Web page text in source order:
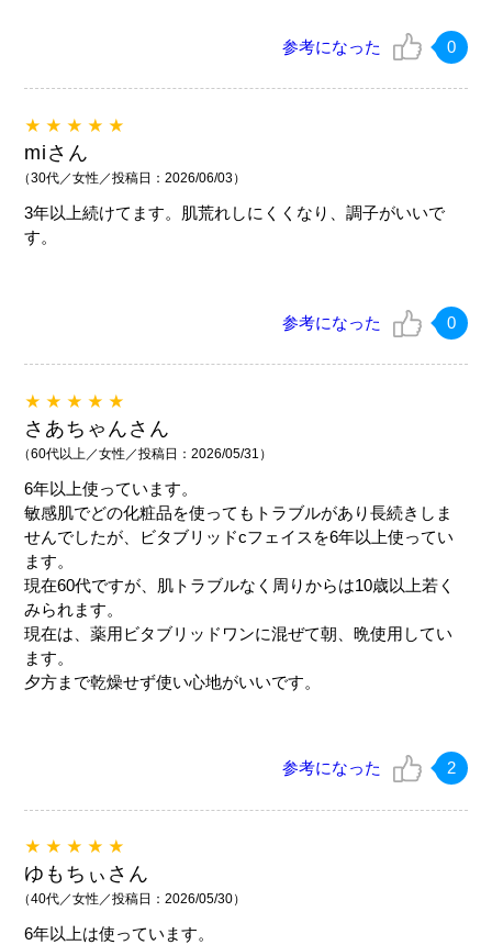
参考になった 0
★★★★★
miさん
（30代／女性／投稿日：2026/06/03）
3年以上続けてます。肌荒れしにくくなり、調子がいいで
す。
参考になった 0
★★★★★
さあちゃんさん
（60代以上／女性／投稿日：2026/05/31）
6年以上使っています。
敏感肌でどの化粧品を使ってもトラブルがあり長続きしま
せんでしたが、ビタブリッドcフェイスを6年以上使ってい
ます。
現在60代ですが、肌トラブルなく周りからは10歳以上若く
みられます。
現在は、薬用ビタブリッドワンに混ぜて朝、晩使用してい
ます。
夕方まで乾燥せず使い心地がいいです。
参考になった 2
★★★★★
ゆもちぃさん
（40代／女性／投稿日：2026/05/30）
6年以上は使っています。